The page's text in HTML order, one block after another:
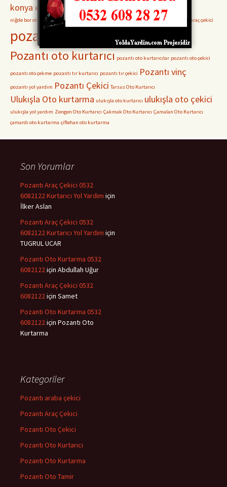
konya ereğli oto kurtarma
konya ereğli çekici
niğde bor oto kurtarma pozantı adana oto çekici pozantı araç kurtarma Pozantı araç çekici
pozantı oto kurtarma
Pozantı oto kurtarıcı pozantı oto kurtarıcılar pozantı oto çekici
pozantı oto çekme pozantı tır kurtarıcı pozantı tır çekici Pozantı vinç
pozantı yol yardım Pozantı Çekici Tarsus Oto Kurtarıcı
Ulukışla Oto kurtarma ulukışla oto kurtarıcı ulukışla oto çekici
ulukışla yol yardım Zengen Oto Kurtarıcı Çakmak Oto Kurtarıcı Çamalan Oto Kurtarıcı
çamardı oto kurtarma çiftehan oto kurtarma
Son Yorumlar
Pozantı Araç Çekici 0532
6082122 Kurtarıcı Yol Yardım için
İlker Aslan
Pozantı Araç Çekici 0532
6082122 Kurtarıcı Yol Yardım için
TUGRUL UCAR
Pozantı Oto Kurtarma 0532
6082122için Abdullah Uğur
Pozantı Araç Çekici 0532
6082122için Samet
Pozantı Oto Kurtarma 0532
6082122için Pozantı Oto
Kurtarma
Kategoriler
Pozantı araba çekici
Pozantı Araç Çekici
Pozantı Oto Çekici
Pozantı Oto Kurtarıcı
Pozantı Oto Kurtarma
Pozantı Oto Tamir